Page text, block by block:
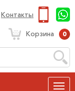
Контакты
Корзина 0